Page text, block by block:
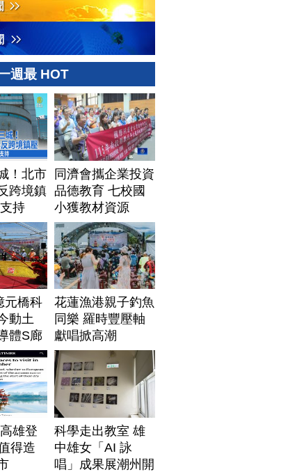
週最 HOT
！北市
跨境鎮
持
同濟會攜企業投資
品德教育 七校國
小獲教材資源
元橋科
動土
體S廊
花蓮漁港親子釣魚
同樂 羅時豐壓軸
獻唱掀高潮
雄登
得造
科學走出教室 雄
中雄女「AI 詠
唱」成果展潮州開